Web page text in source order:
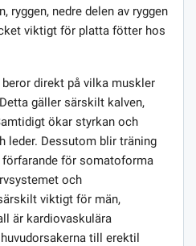
ryggen, nedre delen av ryggen
viktigt för platta fötter hos
direkt på vilka muskler
gäller särskilt kalven,
ökar styrkan och
leder. Dessutom blir träning
för somatoforma
och
viktigt för män,
är kardiovaskulära
till erektil